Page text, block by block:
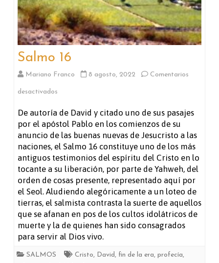
Salmo 16
Mariano Franco 8 agosto, 2022 Comentarios
desactivados
Salmo
16
De autoría de David y citado uno de sus pasajes
por el apóstol Pablo en los comienzos de su
anuncio de las buenas nuevas de Jesucristo a las
naciones, el Salmo 16 constituye uno de los más
antiguos testimonios del espíritu del Cristo en lo
tocante a su liberación, por parte de Yahweh, del
orden de cosas presente, representado aquí por
el Seol. Aludiendo alegóricamente a un loteo de
tierras, el salmista contrasta la suerte de aquellos
que se afanan en pos de los cultos idolátricos de
muerte y la de quienes han sido consagrados
para servir al Dios vivo.
SALMOS Cristo, David, fin de la era, profecía,